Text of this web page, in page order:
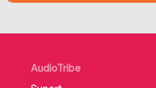
AudioTribe